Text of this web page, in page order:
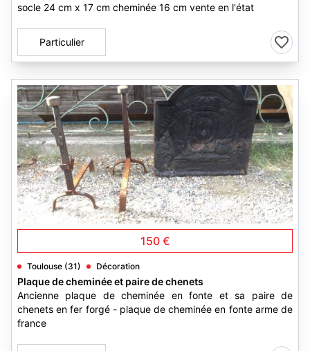
socle 24 cm x 17 cm cheminée 16 cm vente en l'état
Particulier
3
150 €
Toulouse (31) Décoration
Plaque de cheminée et paire de chenets
Ancienne plaque de cheminée en fonte et sa paire de
chenets en fer forgé - plaque de cheminée en fonte arme de
france